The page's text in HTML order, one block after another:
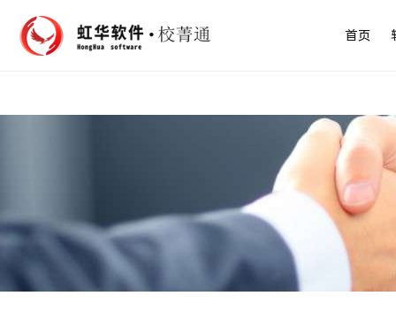
首页